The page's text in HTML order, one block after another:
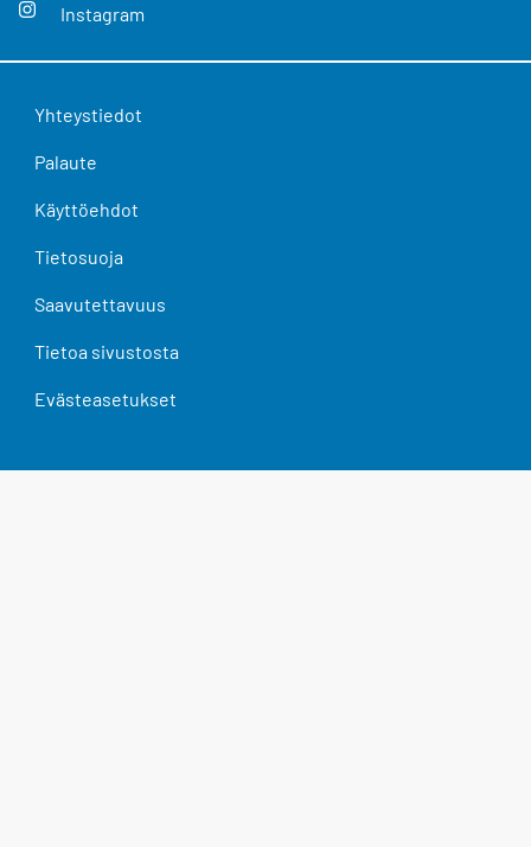
Instagram
Yhteystiedot
Palaute
Käyttöehdot
Tietosuoja
Saavutettavuus
Tietoa sivustosta
Evästeasetukset